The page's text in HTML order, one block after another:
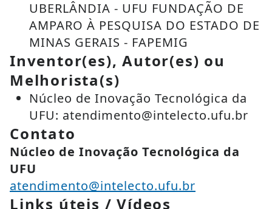
UBERLÂNDIA - UFU FUNDAÇÃO DE
AMPARO À PESQUISA DO ESTADO DE
MINAS GERAIS - FAPEMIG
Inventor(es), Autor(es) ou
Melhorista(s)
Núcleo de Inovação Tecnológica da
UFU: atendimento@intelecto.ufu.br
Contato
Núcleo de Inovação Tecnológica da
UFU
atendimento@intelecto.ufu.br
Links úteis / Vídeos